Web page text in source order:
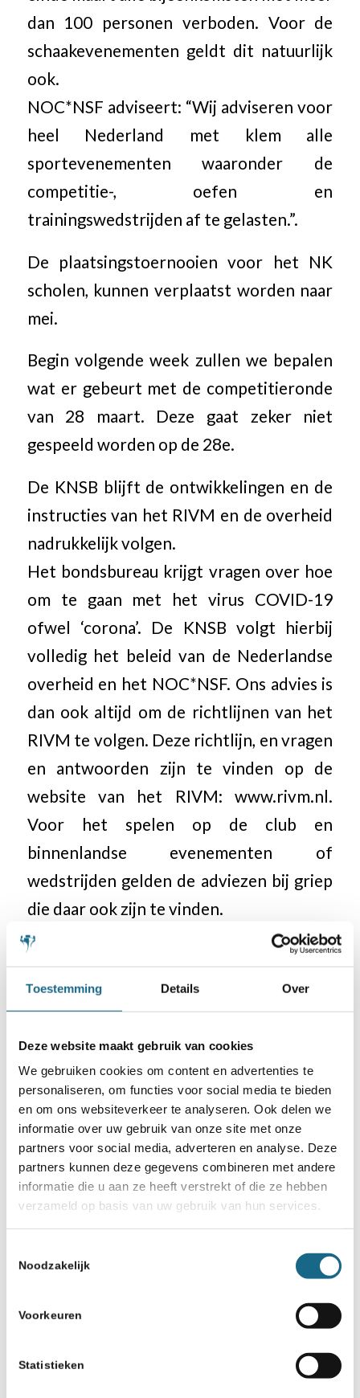
Toestemming Details Over
Deze website maakt gebruik van cookies
We gebruiken cookies om content en advertenties te
personaliseren, om functies voor social media te bieden
en om ons websiteverkeer te analyseren. Ook delen we
informatie over uw gebruik van onze site met onze
partners voor social media, adverteren en analyse. Deze
partners kunnen deze gegevens combineren met andere
informatie die u aan ze heeft verstrekt of die ze hebben
verzameld op basis van uw gebruik van hun services.
Noodzakelijk
Voorkeuren
Statistieken
dan 100 personen verboden. Voor de
schaakevenementen geldt dit natuurlijk
ook.
NOC*NSF adviseert: “Wij adviseren voor
heel Nederland met klem alle
sportevenementen waaronder de
competitie-, oefen en
trainingswedstrijden af te gelasten.”.
De plaatsingstoernooien voor het NK
scholen, kunnen verplaatst worden naar
mei.
Begin volgende week zullen we bepalen
wat er gebeurt met de competitieronde
van 28 maart. Deze gaat zeker niet
gespeeld worden op de 28e.
De KNSB blijft de ontwikkelingen en de
instructies van het RIVM en de overheid
nadrukkelijk volgen.
Het bondsbureau krijgt vragen over hoe
om te gaan met het virus COVID-19
ofwel ‘corona’. De KNSB volgt hierbij
volledig het beleid van de Nederlandse
overheid en het NOC*NSF. Ons advies is
dan ook altijd om de richtlijnen van het
RIVM te volgen. Deze richtlijn, en vragen
en antwoorden zijn te vinden op de
website van het RIVM: www.rivm.nl.
Voor het spelen op de club en
binnenlandse evenementen of
wedstrijden gelden de adviezen bij griep
die daar ook zijn te vinden.
Categorie
Deel dit stuk
Misschien ook iets voor u
Voorafgaand aan het NJSK in